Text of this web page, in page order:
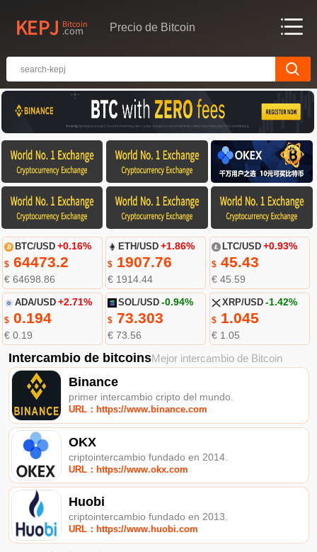
Precio de Bitcoin
BTC/USD +0.16%
$64473.2
€ 64698.86
ETH/USD +1.86%
$ 1907.76
€ 1914.44
LTC/USD +0.93%
$45.43
€ 45.59
ADA/USD +2.71%
$0.194
€ 0.19
SOL/USD -0.94%
$ 73.303
€ 73.56
XRP/USD -1.42%
$1.045
€ 1.05
Intercambio de bitcoinsMejor intercambio de Bitcoin
Binance
primer intercambio cripto del mundo.
URL：https://www.binance.com
OKX
criptointercambio fundado en 2014.
URL：https://www.okx.com
Huobi
criptointercambio fundado en 2013.
URL：https://www.huobi.com